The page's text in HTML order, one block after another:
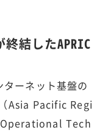
結したAPRIC
ーネット基盤の
Asia Pacific Regi
Tech